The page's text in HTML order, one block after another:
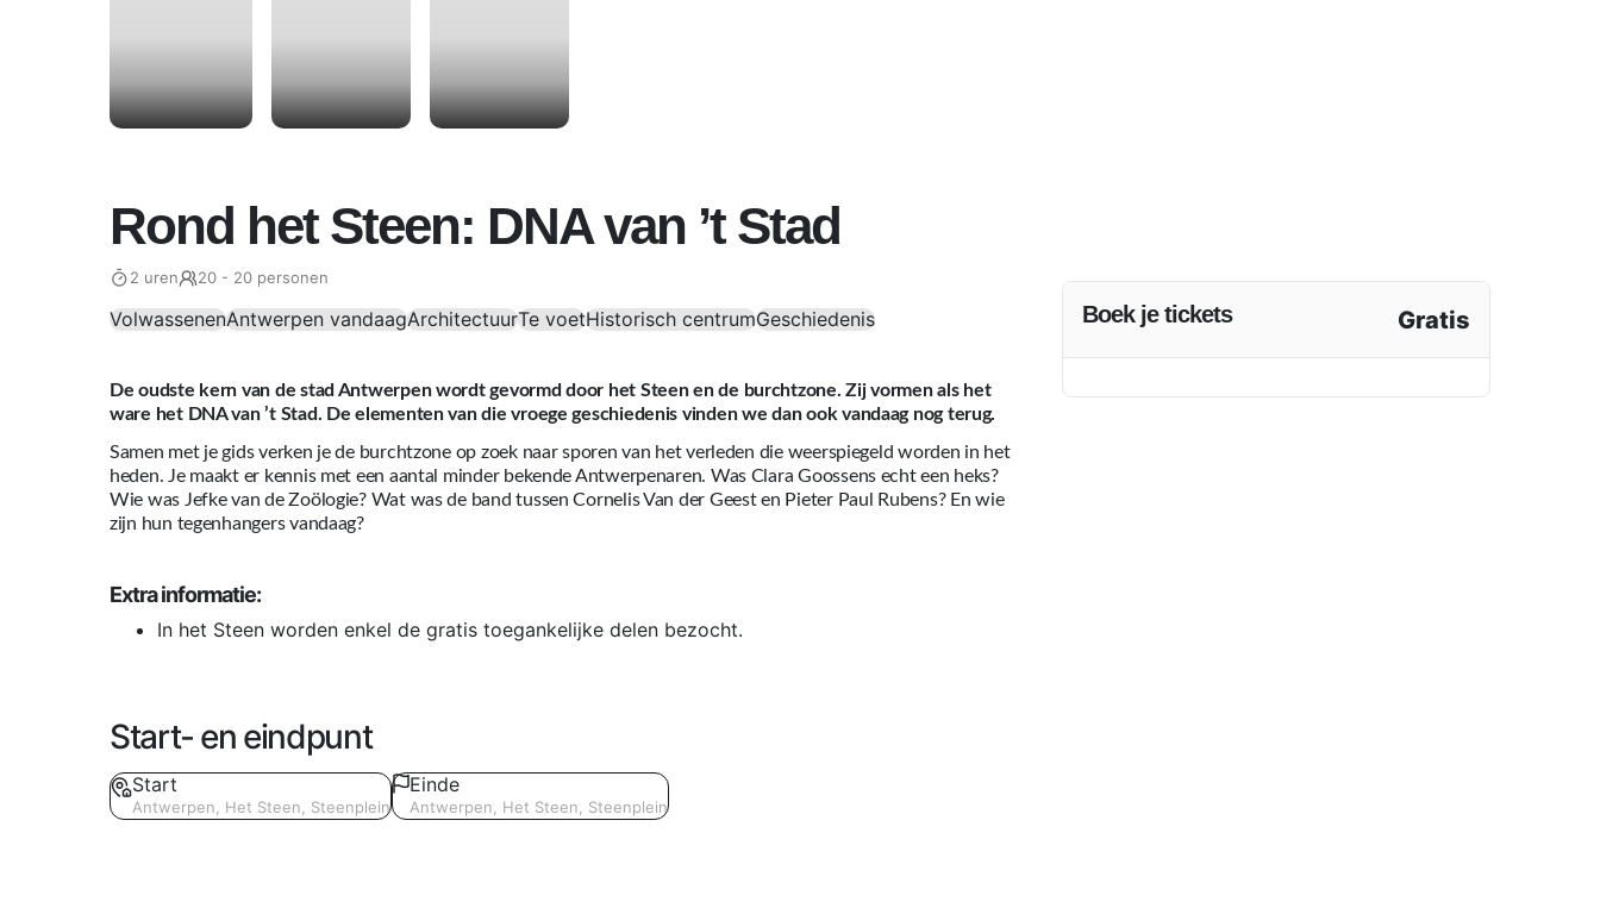
Rond het Steen: DNA van ’t Stad
2 uren 20 - 20 personen
VolwassenenAntwerpen vandaagArchitectuurTe voetHistorisch centrumGeschiedenis
De oudste kern van de stad Antwerpen wordt gevormd door het Steen en de burchtzone. Zij vormen als het
ware het DNA van ’t Stad. De elementen van die vroege geschiedenis vinden we dan ook vandaag nog terug.
Samen met je gids verken je de burchtzone op zoek naar sporen van het verleden die weerspiegeld worden in het
heden. Je maakt er kennis met een aantal minder bekende Antwerpenaren. Was Clara Goossens echt een heks?
Wie was Jefke van de Zoölogie? Wat was de band tussen Cornelis Van der Geest en Pieter Paul Rubens? En wie
zijn hun tegenhangers vandaag?
Extra informatie:
In het Steen worden enkel de gratis toegankelijke delen bezocht.
Start- en eindpunt
Start
Antwerpen, Het Steen, Steenplein
Einde
Antwerpen, Het Steen, Steenplein
Boek je tickets Gratis